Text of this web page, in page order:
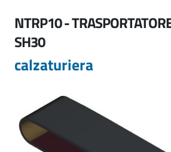
NTRP10 -
SH30
calzaturiera